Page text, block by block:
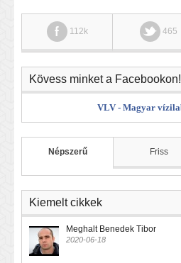
112k 465
Kövess minket a Facebookon!
VLV - Magyar
Népszerű Friss
Kiemelt cikkek
Meghalt Benedek Tibor
2020-06-18